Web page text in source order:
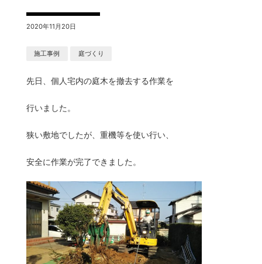
2020年11月20日
施工事例 庭づくり
先日、個人宅内の庭木を撤去する作業を
行いました。
狭い敷地でしたが、重機等を使い行い、
安全に作業が完了できました。